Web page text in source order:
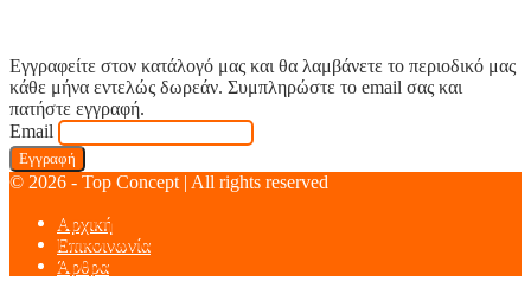
Εγγραφείτε στον κατάλογό μας και θα λαμβάνετε το περιοδικό μας
κάθε μήνα εντελώς δωρεάν. Συμπληρώστε το email σας και
πατήστε εγγραφή.
Email
© 2026 - Top Concept | All rights reserved
Αρχική
Επικοινωνία
Άρθρα